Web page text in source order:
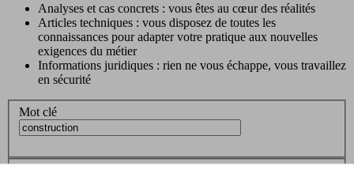
Analyses et cas concrets : vous êtes au cœur des réalités
Articles techniques : vous disposez de toutes les
connaissances pour adapter votre pratique aux nouvelles
exigences du métier
Informations juridiques : rien ne vous échappe, vous travaillez
en sécurité
Mot clé